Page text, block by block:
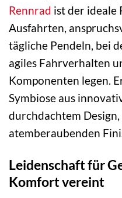
Rennrad ist der ideale
Ausfahrten,
tägliche Pendeln, bei
agiles Fahrverhalten
Komponenten legen.
Symbiose aus
durchdachtem
atemberaubenden
Leidenschaft für
Komfort vereint